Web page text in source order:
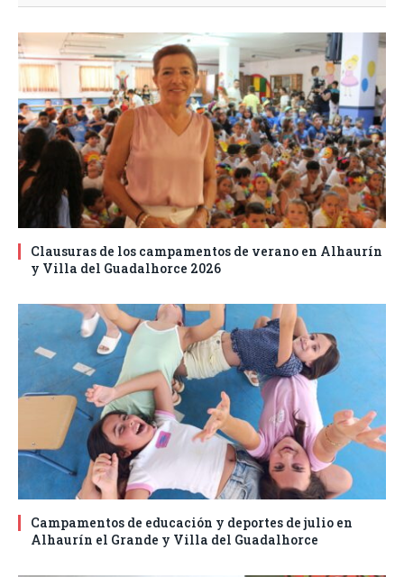
Clausuras de los campamentos de verano en Alhaurín
y Villa del Guadalhorce 2026
Campamentos de educación y deportes de julio en
Alhaurín el Grande y Villa del Guadalhorce